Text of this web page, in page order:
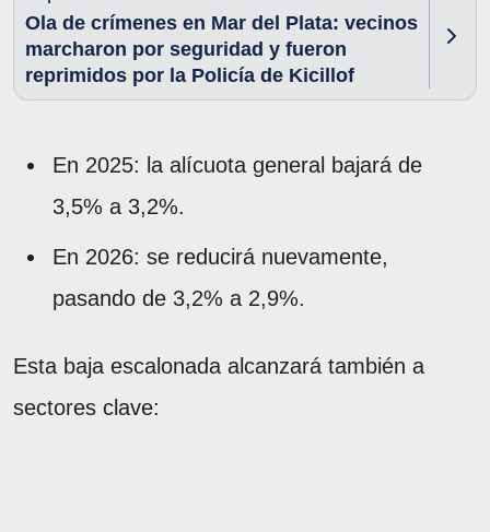
Ola de crímenes en Mar del Plata: vecinos
marcharon por seguridad y fueron
reprimidos por la Policía de Kicillof
En 2025: la alícuota general bajará de
3,5% a 3,2%.
En 2026: se reducirá nuevamente,
pasando de 3,2% a 2,9%.
Esta baja escalonada alcanzará también a
sectores clave: